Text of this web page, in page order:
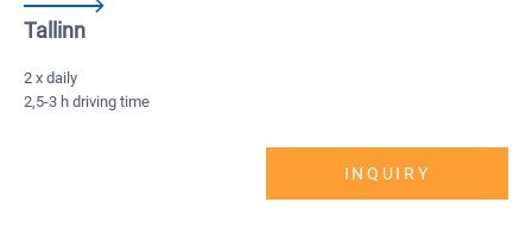
Tallinn
2 x daily
2,5-3 h driving time
INQUIRY